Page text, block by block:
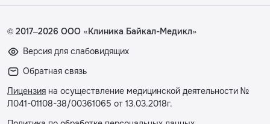
© 2017–2026 ООО «Клиника Байкал-Медикл»
Версия для слабовидящих
Обратная связь
Лицензия на осуществление медицинской деятельности №
Л041-01108-38/00361065 от 13.03.2018г.